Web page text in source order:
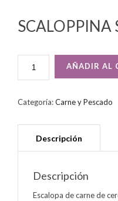
SCALOPPINA
AÑADIR AL
Categoría:Carne y Pescado
Descripción
Escalopa de carne de